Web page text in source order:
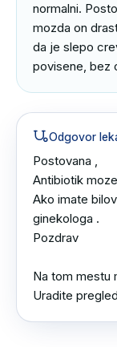
normalni.
mozda on
da je slepo
povisene, bez
Odgovor
Postovana ,
Antibiotik
Ako imate
ginekologa .
Pozdrav
Na tom mestu
Uradite